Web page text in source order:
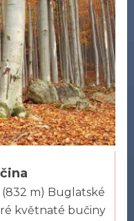
m) Buglatské
květnaté bučiny